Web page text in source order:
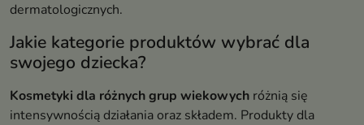
dermatologicznych.
Jakie kategorie produktów wybrać dla
swojego dziecka?
Kosmetyki dla różnych grup wiekowych różnią się
intensywnością działania oraz składem. Produkty dla